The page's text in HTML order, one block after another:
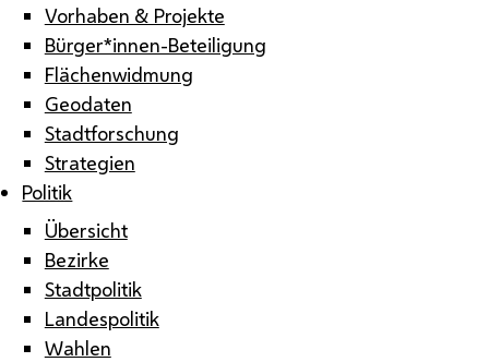
Vorhaben & Projekte
Bürger*innen-Beteiligung
Flächenwidmung
Geodaten
Stadtforschung
Strategien
Politik
Übersicht
Bezirke
Stadtpolitik
Landespolitik
Wahlen